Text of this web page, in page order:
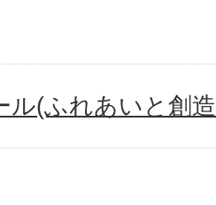
ル(ふれあいと創